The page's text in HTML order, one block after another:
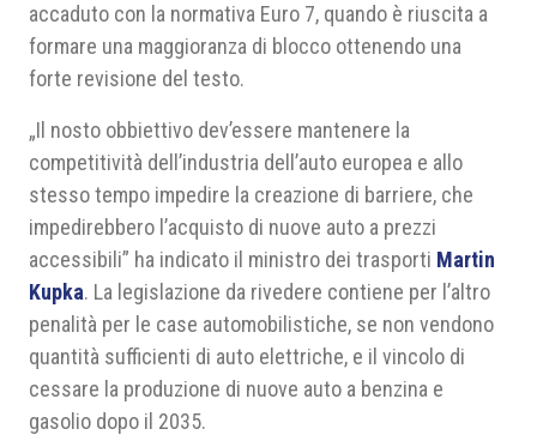
accaduto con la normativa Euro 7, quando è riuscita a
formare una maggioranza di blocco ottenendo una
forte revisione del testo.
„Il nosto obbiettivo dev’essere mantenere la
competitività dell’industria dell’auto europea e allo
stesso tempo impedire la creazione di barriere, che
impedirebbero l’acquisto di nuove auto a prezzi
accessibili” ha indicato il ministro dei trasporti Martin
Kupka. La legislazione da rivedere contiene per l’altro
penalità per le case automobilistiche, se non vendono
quantità sufficienti di auto elettriche, e il vincolo di
cessare la produzione di nuove auto a benzina e
gasolio dopo il 2035.